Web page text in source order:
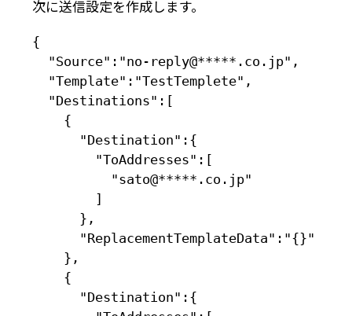
次に送信設定を作成します。
{
  "Source":"no-reply@*****.co.jp",
  "Template":"TestTemplete",
  "Destinations":[
    {
      "Destination":{
        "ToAddresses":[
          "sato@*****.co.jp"
        ]
      },
      "ReplacementTemplateData":"{}"
    },
    {
      "Destination":{